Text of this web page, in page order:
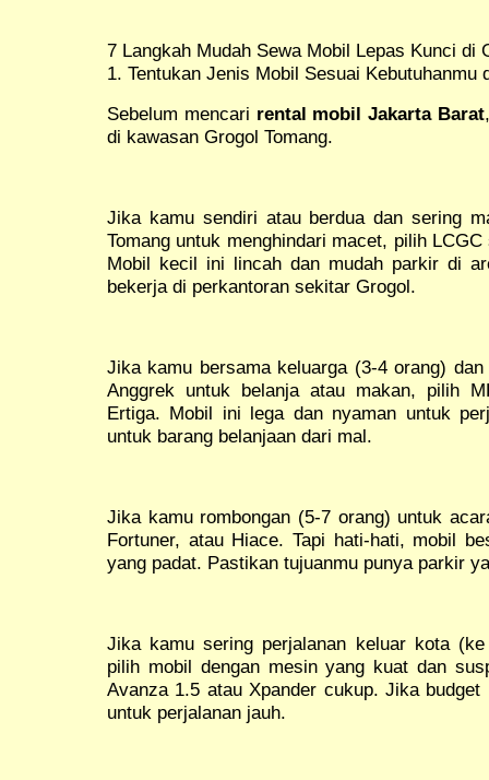
7 Langkah Mudah Sewa Mobil Lepas Kunci di
1. Tentukan Jenis Mobil Sesuai Kebutuhanmu
Sebelum mencari rental mobil Jakarta Barat
di kawasan Grogol Tomang.
Jika kamu sendiri atau berdua dan sering
Tomang untuk menghindari macet, pilih
Mobil kecil ini lincah dan mudah parkir di
bekerja di perkantoran sekitar Grogol.
Jika kamu bersama keluarga (3-4 orang)
Anggrek untuk belanja atau makan, pilih
Ertiga. Mobil ini lega dan nyaman untuk
untuk barang belanjaan dari mal.
Jika kamu rombongan (5-7 orang) untuk
Fortuner, atau Hiace. Tapi hati-hati, mobil
yang padat. Pastikan tujuanmu punya parkir
Jika kamu sering perjalanan keluar kota
pilih mobil dengan mesin yang kuat dan
Avanza 1.5 atau Xpander cukup. Jika
untuk perjalanan jauh.